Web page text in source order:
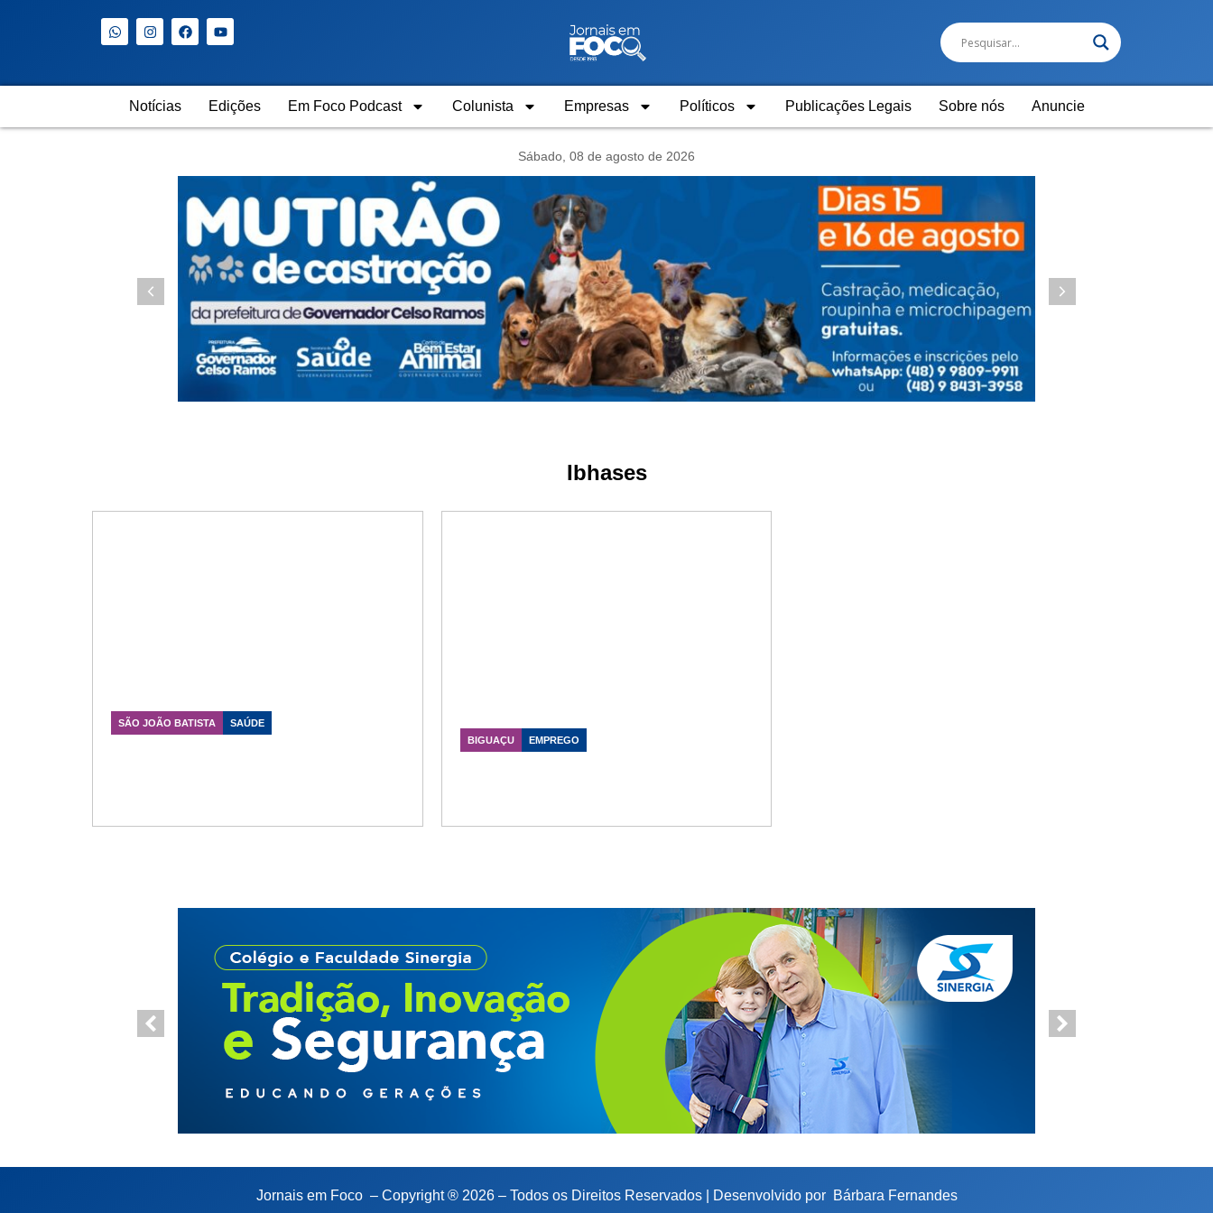
Notícias Edições Em Foco Podcast Colunista Empresas Políticos Publicações Legais Sobre nós Anuncie
Sábado, 08 de agosto de 2026
Ibhases
SÃO JOÃO BATISTA SAÚDE
BIGUAÇU EMPREGO
Jornais em Foco – Copyright ® 2026 – Todos os Direitos Reservados | Desenvolvido por Bárbara Fernandes